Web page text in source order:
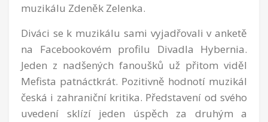
muzikálu Zdeněk Zelenka.
Diváci se k muzikálu sami vyjadřovali v anketě
na Facebookovém profilu Divadla Hybernia.
Jeden z nadšených fanoušků už přitom viděl
Mefista patnáctkrát. Pozitivně hodnotí muzikál
česká i zahraniční kritika. Představení od svého
uvedení sklízí jeden úspěch za druhým a